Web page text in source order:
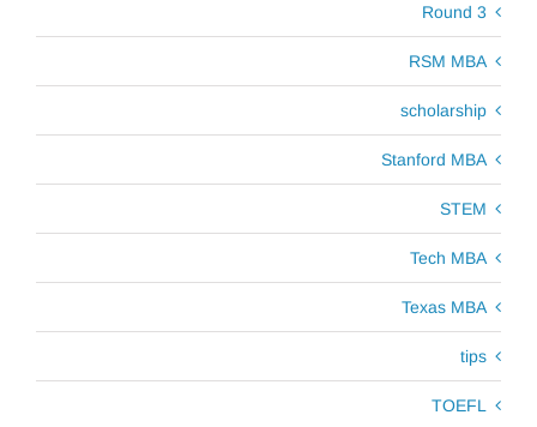
Round 3
RSM MBA
scholarship
Stanford MBA
STEM
Tech MBA
Texas MBA
tips
TOEFL